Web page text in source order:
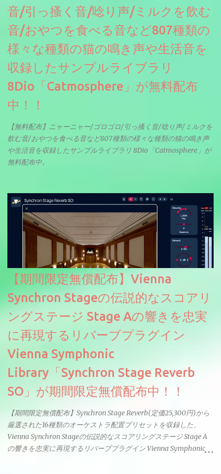
音/引っ搔く音/唸り声/ミルクを飲む
音/おやつを食べる音など807種類の
様々な種類の猫の鳴き声や生活音を
収録したサンプルライブラリ
8Dio「Catmosphere」が無料配布
中！！
【無料配布】ニャーニャー/ゴロゴロ/引っ搔く音/唸り声/ミルクを
飲む音/おやつを食べる音など807種類の様々な種類の猫の鳴き声
や生活音を収録したサンプルライブラリ 8Dio「Catmosphere」が
無料配布中。
【期間限定無償配布】Vienna
Synchron Stageの伝説的なスコアリ
ングステージ Stage Aの響きを忠実
に再現するリバーブプラグイン
Vienna Symphonic
Library「Synchron Stage Reverb
SO」が期間限定無償配布中！！
【期間限定無償配布】Synchron Stage Reverb(定価25,300円)から
厳選された16種類のオーケストラ配置プリセットを収録した、
Vienna Synchron Stageの伝説的なスコアリングステージ Stage A
の響きを忠実に再現するリバーブプラグイン Vienna Symphonic